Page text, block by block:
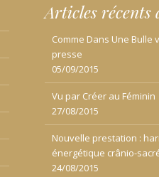
Articles récents
Comme Dans Une Bulle
presse
05/09/2015
Vu par Créer au Féminin
27/08/2015
Nouvelle prestation :
énergétique crânio-
24/08/2015